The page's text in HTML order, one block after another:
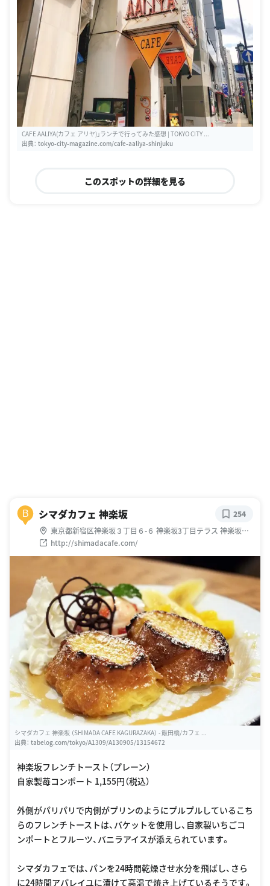
CAFE AALIYA(カフェ アリヤ)」ランチで行ってみた感想 | TOKYO CITY ...
出典： tokyo-city-magazine.com/cafe-aaliya-shinjuku
このスポットの詳細を見る
B シマダカフェ 神楽坂
東京都新宿区神楽坂３丁目６-６ 神楽坂3丁目テラス 神楽坂３
丁目テラス ３F
http://shimadacafe.com/
254
シマダカフェ 神楽坂 （SHIMADA CAFE KAGURAZAKA） - 飯田橋/カフェ ...
出典： tabelog.com/tokyo/A1309/A130905/13154672
神楽坂フレンチトースト（プレーン）
自家製苺コンポート 1,155円（税込）
外側がパリパリで内側がプリンのようにプルプルしているこち
らのフレンチトーストは、バケットを使用し、自家製いちごコ
ンポートとフルーツ、バニラアイスが添えられています。
シマダカフェでは、パンを24時間乾燥させ水分を飛ばし、さら
に24時間アパレイユに漬けて高温で焼き上げているそうです。